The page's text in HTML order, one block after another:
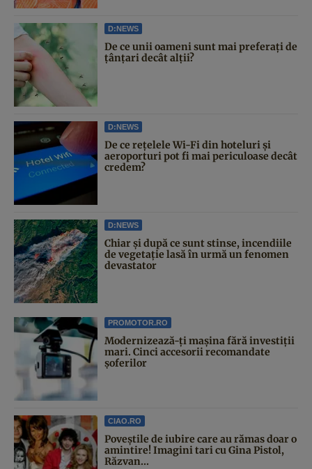
D:NEWS
De ce unii oameni sunt mai preferați de
țânțari decât alții?
D:NEWS
De ce rețelele Wi-Fi din hoteluri și
aeroporturi pot fi mai periculoase decât
credem?
D:NEWS
Chiar și după ce sunt stinse, incendiile
de vegetație lasă în urmă un fenomen
devastator
PROMOTOR.RO
Modernizează-ți mașina fără investiții
mari. Cinci accesorii recomandate
șoferilor
CIAO.RO
Poveştile de iubire care au rămas doar o
amintire! Imagini tari cu Gina Pistol,
Răzvan...